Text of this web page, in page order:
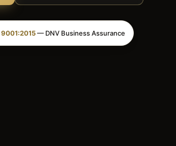
9001:2015— DNV Business Assurance